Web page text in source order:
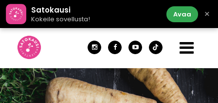
Satokausi
Kokeile sovellusta!
Avaa ×